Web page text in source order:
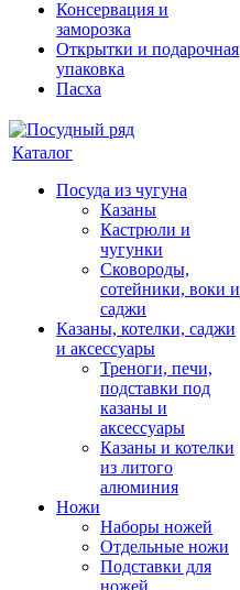
Консервация и
заморозка
Открытки и подарочная
упаковка
Пасха
Каталог
Посуда из чугуна
Казаны
Кастрюли и
чугунки
Сковороды,
сотейники, воки и
саджи
Казаны, котелки, саджи
и аксессуары
Треноги, печи,
подставки под
казаны и
аксессуары
Казаны и котелки
из литого
алюминия
Ножи
Наборы ножей
Отдельные ножи
Подставки для
ножей